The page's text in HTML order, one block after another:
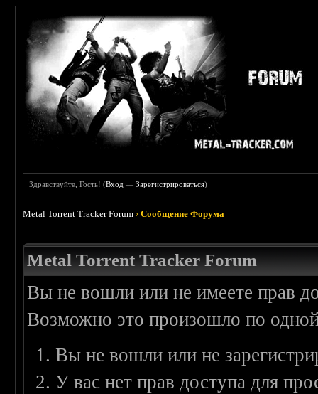
Здравствуйте, Гость! (Вход —Зарегистрироваться)
Metal Torrent Tracker Forum ›Сообщение Форума
Metal Torrent Tracker Forum
Вы не вошли или не имеете прав
Возможно это произошло по
Вы не вошли или не
У вас нет прав доступа для